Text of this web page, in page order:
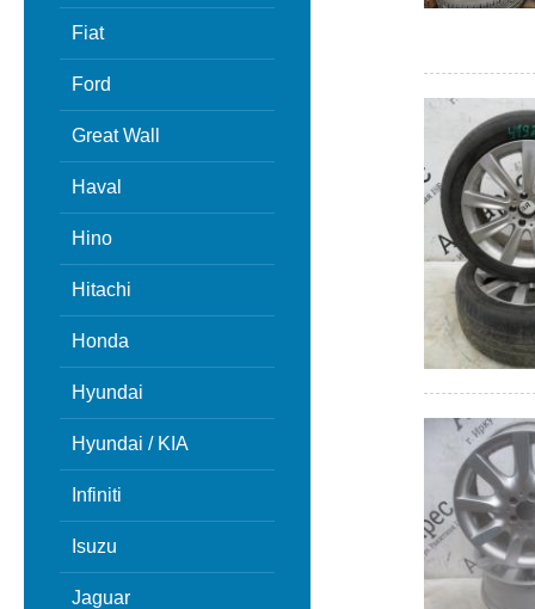
Fiat
Ford
Great Wall
Haval
Hino
Hitachi
Honda
Hyundai
Hyundai / KIA
Infiniti
Isuzu
Jaguar